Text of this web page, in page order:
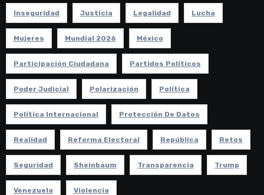
Inseguridad Justicia Legalidad Lucha
Mujeres Mundial 2026 México
Participación Ciudadana Partidos Políticos
Poder Judicial Polarización Política
Política Internacional Protección De Datos
Realidad Reforma Electoral República Retos
Seguridad Sheinbaum Transparencia Trump
Venezuela Violencia